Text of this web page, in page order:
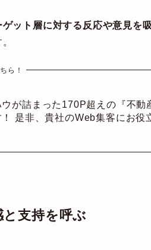
ゲット層に対する反応や意見を
ら！
が詰まった170P超えの『不動
是非、貴社のWeb集客にお役
支持を呼ぶ